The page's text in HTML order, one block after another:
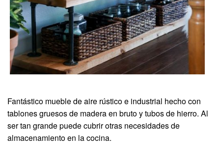
Fantástico mueble de aire rústico e industrial hecho con
tablones gruesos de madera en bruto y tubos de hierro. Al
ser tan grande puede cubrir otras necesidades de
almacenamiento en la cocina.